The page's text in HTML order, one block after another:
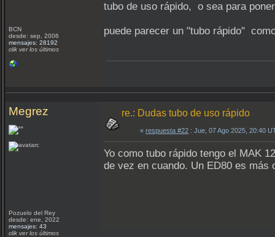
BCN
desde: sep, 2006
mensajes: 28192
clik ver los últimos
tubo de uso rápido, o sea para
puede parecer un "tubo rápido"
Megrez
Pozuelo del Rey
desde: ene, 2022
mensajes: 43
clik ver los últimos
re.: Dudas tubo de uso rápido
« respuesta #22 : Jue, 07 Ago 2025, 20:40
Yo como tubo rápido tengo el MAK
de vez en cuando. Un ED80 es